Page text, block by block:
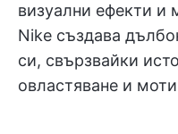
визуални ефекти и
Nike създава
си, свързвайки
овластяване и